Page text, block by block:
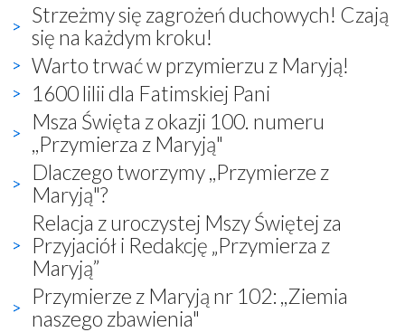
Strzeżmy się zagrożeń duchowych! Czają
się na każdym kroku!
Warto trwać w przymierzu z Maryją!
1600 lilii dla Fatimskiej Pani
Msza Święta z okazji 100. numeru
,,Przymierza z Maryją"
Dlaczego tworzymy ,,Przymierze z
Maryją"?
Relacja z uroczystej Mszy Świętej za
Przyjaciół i Redakcję „Przymierza z
Maryją”
Przymierze z Maryją nr 102: ,,Ziemia
naszego zbawienia"